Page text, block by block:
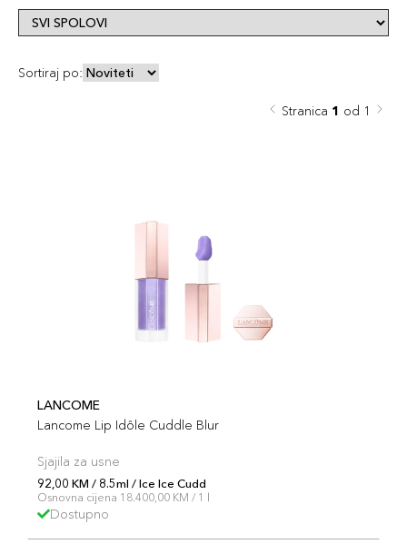
Sortiraj po:
Stranica 1 od 1
LANCOME
Lancome Lip Idôle Cuddle Blur
Sjajila za usne
92,00 KM / 8.5ml / Ice Ice Cudd
Osnovna cijena 18.400,00 KM / 1 l
Dostupno